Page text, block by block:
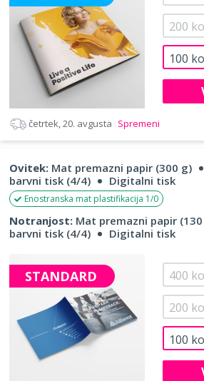
100
200
četrtek, 20. avgusta Spremeni
Ovitek: Mat premazni papir (300 g)
barvni tisk (4/4)
Digitalni tisk
Enostranska mat plastifikacija 1/0
Notranjost: Mat premazni papir
barvni tisk (4/4)
Digitalni tisk
STANDARD
100
200
400